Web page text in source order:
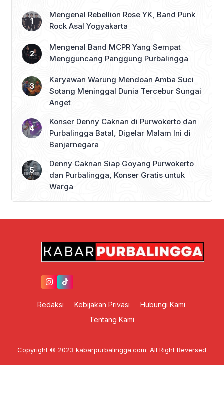
Mengenal Rebellion Rose YK, Band Punk
Rock Asal Yogyakarta
Mengenal Band MCPR Yang Sempat
Mengguncang Panggung Purbalingga
Karyawan Warung Mendoan Amba Suci
Sotang Meninggal Dunia Tercebur Sungai
Anget
Konser Denny Caknan di Purwokerto dan
Purbalingga Batal, Digelar Malam Ini di
Banjarnegara
Denny Caknan Siap Goyang Purwokerto
dan Purbalingga, Konser Gratis untuk
Warga
Redaksi Kebijakan Privasi
Hubungi Kami
Tentang Kami
Copyright © 2023 kabarpurbalingga.com. All Right Reversed